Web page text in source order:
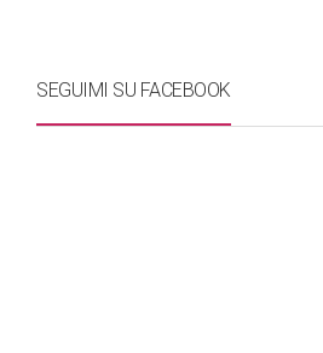
SEGUIMI SU FACEBOOK